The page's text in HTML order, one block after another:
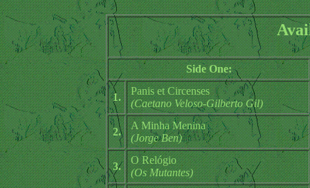
Side One:
1.
Panis et Circenses
(Caetano Veloso-Gilberto Gil)
2.
A Minha Menina
(Jorge Ben)
3.
O Relógio
(Os Mutantes)